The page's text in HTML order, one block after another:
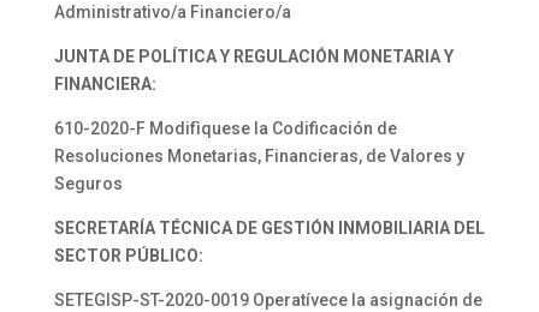
Administrativo/a Financiero/a
JUNTA DE POLÍTICA Y REGULACIÓN MONETARIA Y
FINANCIERA:
610-2020-F Modifìquese la Codificación de
Resoluciones Monetarias, Financieras, de Valores y
Seguros
SECRETARÍA TÉCNICA DE GESTIÓN INMOBILIARIA DEL
SECTOR PÚBLICO:
SETEGISP-ST-2020-0019 Operatívece la asignación de